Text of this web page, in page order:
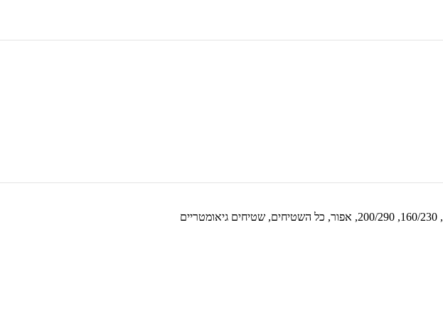
,
160/230
,
200/290
, אפור, כל השטיחים, שטיחים גיאומטריים